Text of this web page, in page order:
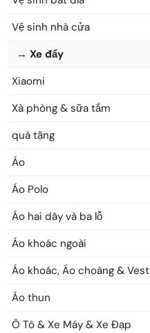
Vệ sinh nhà cửa
→ Xe đẩy
Xiaomi
Xà phòng & sữa tắm
quà tặng
Áo
Áo Polo
Áo hai dây và ba lỗ
Áo khoác ngoài
Áo khoác, Áo choàng & Vest
Áo thun
Ô Tô & Xe Máy & Xe Đạp